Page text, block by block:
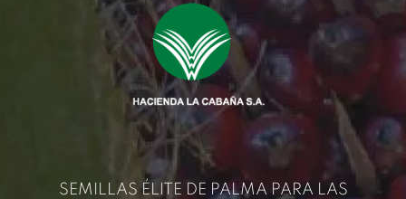
SEMILLAS ÉLITE DE PALMA PARA LAS